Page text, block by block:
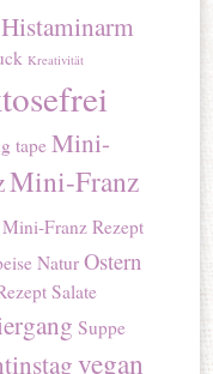
Histaminarm
Kreativität
tape Mini-
Mini-Franz
Mini-Franz Rezept
Natur Ostern
Salate
Suppe
vegan